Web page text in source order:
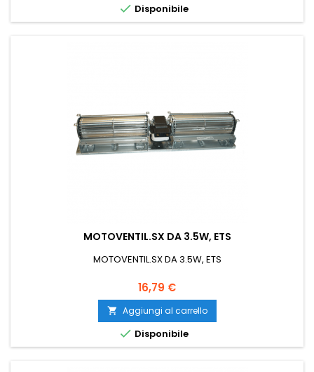
 Disponibile
MOTOVENTIL.SX DA 3.5W, ETS
MOTOVENTIL.SX DA 3.5W, ETS
Prezzo
16,79 €
 Aggiungi al carrello
 Disponibile